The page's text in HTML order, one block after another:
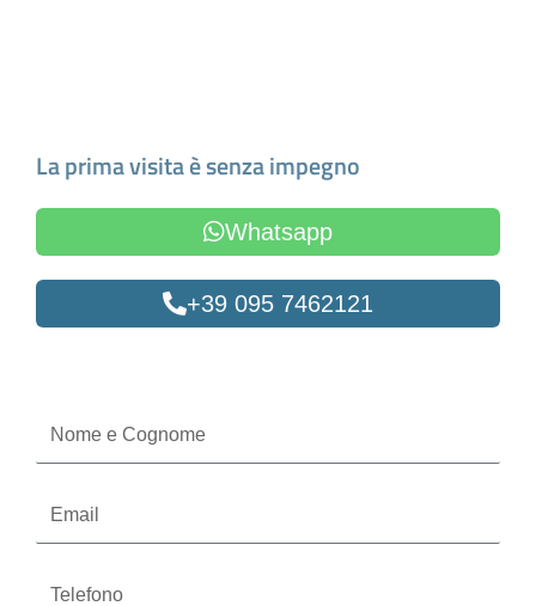
La prima visita è senza impegno
Whatsapp
+39 095 7462121
Cognome